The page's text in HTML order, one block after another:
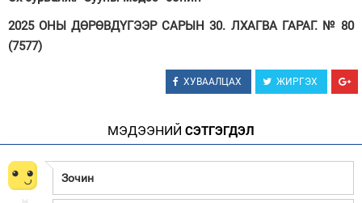
2025 ОНЫ ДӨРӨВДҮГЭЭР САРЫН 30. ЛХАГВА ГАРАГ. № 80
(7577)
ХУВААЛЦАХ ЖИРГЭХ
МЭДЭЭНИЙ СЭТГЭГДЭЛ